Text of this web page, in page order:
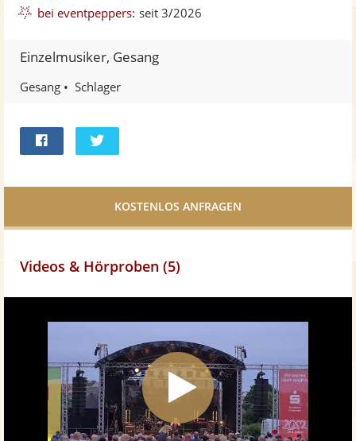
bei eventpeppers: seit 3/2026
Einzelmusiker, Gesang
Gesang Schlager
Facebook
Videos & Hörproben (5)